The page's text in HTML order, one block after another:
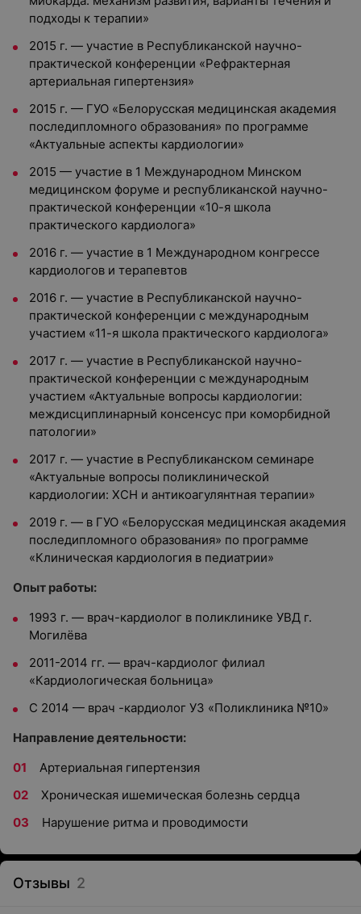
подходы к терапии»
2015 г. — участие в Республиканской научно-
практической конференции «Рефрактерная
артериальная гипертензия»
2015 г. — ГУО «Белорусская медицинская академия
последипломного образования» по программе
«Актуальные аспекты кардиологии»
2015 — участие в 1 Международном Минском
медицинском форуме и республиканской научно-
практической конференции «10-я школа
практического кардиолога»
2016 г. — участие в 1 Международном конгрессе
кардиологов и терапевтов
2016 г. — участие в Республиканской научно-
практической конференции с международным
участием «11-я школа практического кардиолога»
2017 г. — участие в Республиканской научно-
практической конференции с международным
участием «Актуальные вопросы кардиологии:
междисциплинарный консенсус при коморбидной
патологии»
2017 г. — участие в Республиканском семинаре
«Актуальные вопросы поликлинической
кардиологии: ХСН и антикоагулянтная терапии»
2019 г. — в ГУО «Белорусская медицинская академия
последипломного образования» по программе
«Клиническая кардиология в педиатрии»
Опыт работы:
1993 г. — врач-кардиолог в поликлинике УВД г.
Могилёва
2011-2014 гг. — врач-кардиолог филиал
«Кардиологическая больница»
С 2014 — врач -кардиолог УЗ «Поликлиника №10»
Направление деятельности:
Артериальная гипертензия
Хроническая ишемическая болезнь сердца
Нарушение ритма и проводимости
Отзывы 2